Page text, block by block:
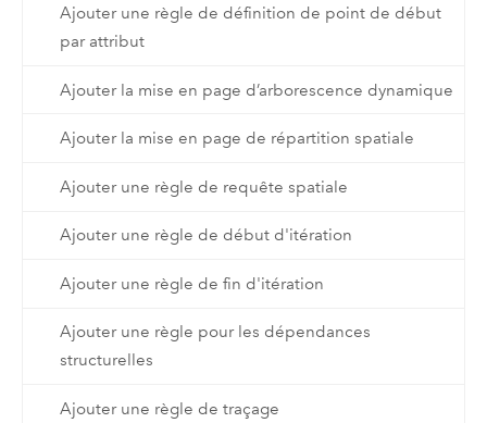
Ajouter une règle de définition de point de début
par attribut
Ajouter la mise en page d’arborescence dynamique
Ajouter la mise en page de répartition spatiale
Ajouter une règle de requête spatiale
Ajouter une règle de début d'itération
Ajouter une règle de fin d'itération
Ajouter une règle pour les dépendances
structurelles
Ajouter une règle de traçage